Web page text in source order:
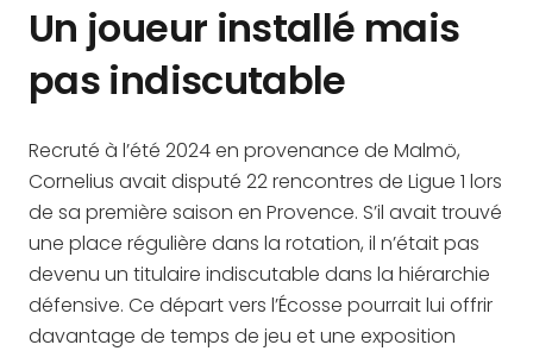
Un joueur installé mais
pas indiscutable
Recruté à l’été 2024 en provenance de Malmö,
Cornelius avait disputé 22 rencontres de Ligue 1 lors
de sa première saison en Provence. S’il avait trouvé
une place régulière dans la rotation, il n’était pas
devenu un titulaire indiscutable dans la hiérarchie
défensive. Ce départ vers l’Écosse pourrait lui offrir
davantage de temps de jeu et une exposition